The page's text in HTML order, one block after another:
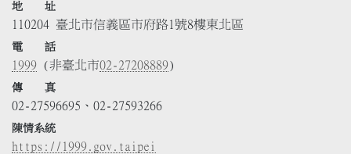
地 址
110204 臺北市信義區市府路1號8樓東北區
電 話
1999 (非臺北市02-27208889)
傳 真
02-27596695、02-27593266
陳情系統
https://1999.gov.taipei